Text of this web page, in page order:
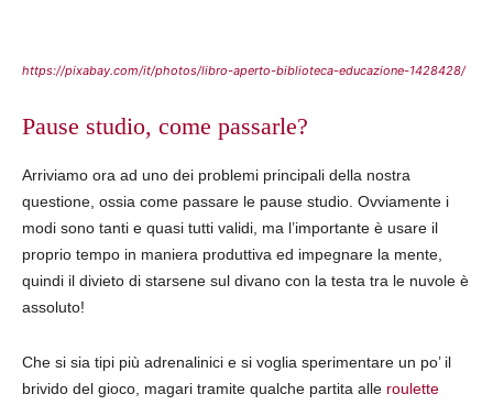
https://pixabay.com/it/photos/libro-aperto-biblioteca-educazione-1428428/
Pause studio, come passarle?
Arriviamo ora ad uno dei problemi principali della nostra
questione, ossia come passare le pause studio. Ovviamente i
modi sono tanti e quasi tutti validi, ma l’importante è usare il
proprio tempo in maniera produttiva ed impegnare la mente,
quindi il divieto di starsene sul divano con la testa tra le nuvole è
assoluto!
Che si sia tipi più adrenalinici e si voglia sperimentare un po’ il
brivido del gioco, magari tramite qualche partita alle roulette